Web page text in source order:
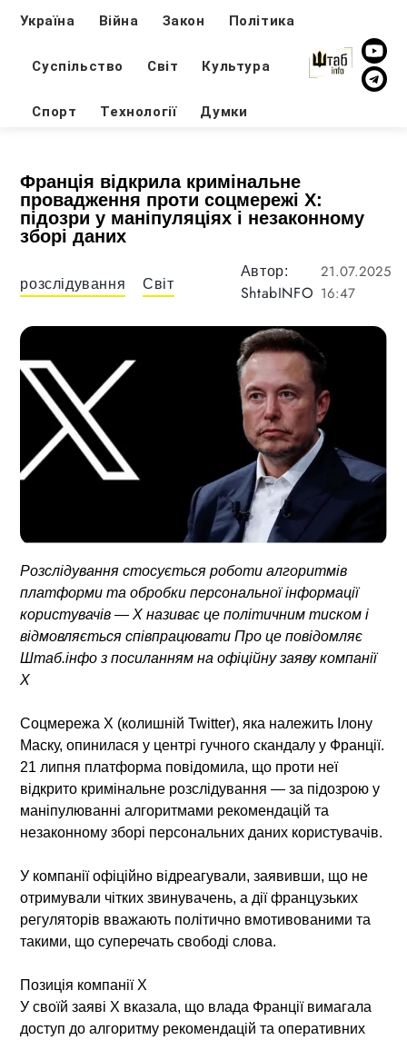
Україна Війна Закон Політика
Суспільство Світ Культура
Спорт Технології Думки
Франція відкрила кримінальне
провадження проти соцмережі X:
підозри у маніпуляціях і незаконному
зборі даних
розслідування Світ
Автор:
ShtabINFO
21.07.2025
16:47
Розслідування стосується роботи алгоритмів
платформи та обробки персональної інформації
користувачів — X називає це політичним тиском і
відмовляється співпрацювати Про це повідомляє
Штаб.інфо з посиланням на офіційну заяву компанії
X
Соцмережа X (колишній Twitter), яка належить Ілону
Маску, опинилася у центрі гучного скандалу у Франції.
21 липня платформа повідомила, що проти неї
відкрито кримінальне розслідування — за підозрою у
маніпулюванні алгоритмами рекомендацій та
незаконному зборі персональних даних користувачів.
У компанії офіційно відреагували, заявивши, що не
отримували чітких звинувачень, а дії французьких
регуляторів вважають політично вмотивованими та
такими, що суперечать свободі слова.
Позиція компанії X
У своїй заяві X вказала, що влада Франції вимагала
доступ до алгоритму рекомендацій та оперативних